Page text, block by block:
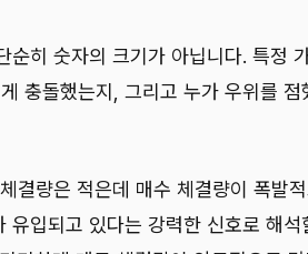
순히 숫자의 크기가 아닙니다. 특정
충돌했는지, 그리고 누가 우위를 점
결량은 적은데 매수 체결량이 폭발
유입되고 있다는 강력한 신호로 해석